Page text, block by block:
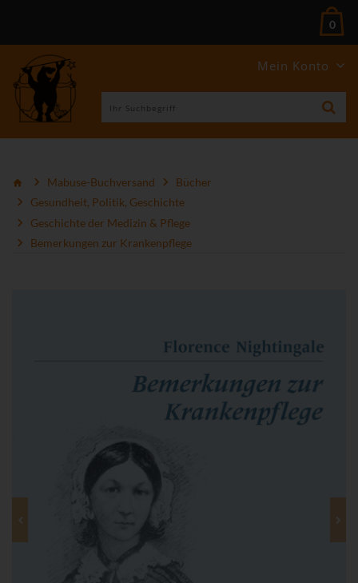
Mein Konto
0
Mabuse-Buchversand
Bücher
Gesundheit, Politik, Geschichte
Geschichte der Medizin & Pflege
Bemerkungen zur Krankenpflege